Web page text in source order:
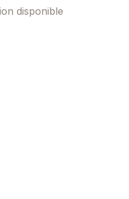
disponible